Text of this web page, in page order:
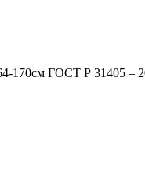
170см ГОСТ Р 31405 –